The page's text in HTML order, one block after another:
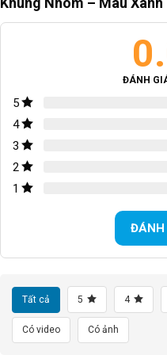
Xích
Đùm xe
ĐÁNH
5
4
3
2
1
ĐÁNH
Tất cả 5 4
Có video Có ảnh